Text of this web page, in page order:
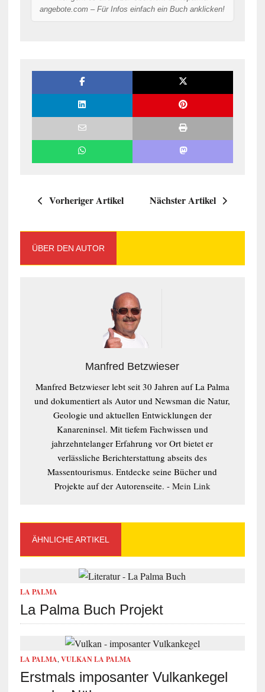
angebote.com – Für Infos einfach ein Buch anklicken!
Vorheriger Artikel Nächster Artikel
ÜBER DEN AUTOR
Manfred Betzwieser
Manfred Betzwieser lebt seit 30 Jahren auf La Palma
und dokumentiert als Autor und Newsman die Natur,
Geologie und aktuellen Entwicklungen der
Kanareninsel. Mit tiefem Fachwissen und
jahrzehntelanger Erfahrung vor Ort bietet er
verlässliche Berichterstattung abseits des
Massentourismus. Entdecke seine Bücher und
Projekte auf der Autorenseite. - Mein Link
ÄHNLICHE ARTIKEL
LA PALMA
La Palma Buch Projekt
LA PALMA, VULKAN LA PALMA
Erstmals imposanter Vulkankegel